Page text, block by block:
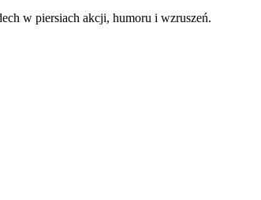
w piersiach akcji, humoru i wzruszeń.